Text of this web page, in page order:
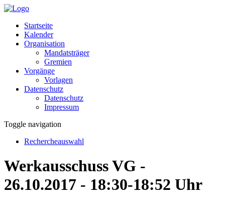
Startseite
Kalender
Organisation
Mandatsträger
Gremien
Vorgänge
Vorlagen
Datenschutz
Datenschutz
Impressum
Toggle navigation
Rechercheauswahl
Werkausschuss VG -
26.10.2017 - 18:30-18:52 Uhr